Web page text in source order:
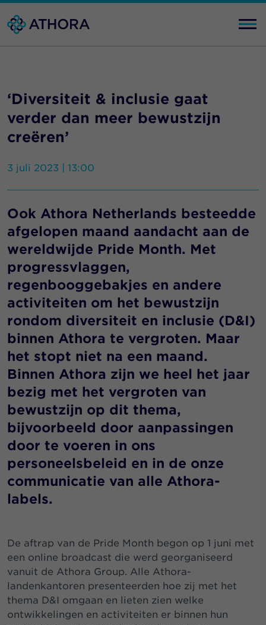
‘Diversiteit & inclusie gaat
verder dan meer bewustzijn
creëren’
3 juli 2023 | 13:00
Ook Athora Netherlands besteedde
afgelopen maand aandacht aan de
wereldwijde Pride Month. Met
progressvlaggen,
regenbooggebakjes en andere
activiteiten om het bewustzijn
rondom diversiteit en inclusie (D&I)
binnen Athora te vergroten. Maar
het stopt niet na een maand.
Binnen Athora zijn we heel het jaar
bezig met het vergroten van
bewustzijn op dit thema,
bijvoorbeeld door aanpassingen
door te voeren in ons
personeelsbeleid en in de onze
communicatie van alle Athora-
labels.
De aftrap van de Pride Month begon op 1 juni met
een online broadcast die werd georganiseerd
vanuit de Athora Group. Alle Athora-
landenkantoren presenteerden hoe zij met het
thema D&I omgaan en lieten zien welke
ontwikkelingen en activiteiten er binnen hun